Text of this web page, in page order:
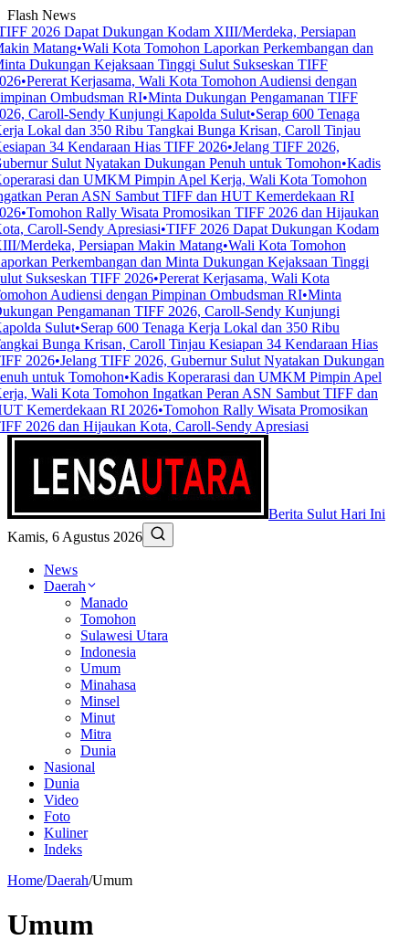
Flash News
2026 Dapat Dukungan Kodam XIII/Merdeka, Persiapan
Matang•Wali Kota Tomohon Laporkan Perkembangan dan
Dukungan Kejaksaan Tinggi Sulut Sukseskan TIFF
•Pererat Kerjasama, Wali Kota Tomohon Audiensi dengan
Ombudsman RI•Minta Dukungan Pengamanan TIFF
Caroll-Sendy Kunjungi Kapolda Sulut•Serap 600 Tenaga
Lokal dan 350 Ribu Tangkai Bunga Krisan, Caroll Tinjau
34 Kendaraan Hias TIFF 2026•Jelang TIFF 2026,
Sulut Nyatakan Dukungan Penuh untuk Tomohon•Kadis
dan UMKM Pimpin Apel Kerja, Wali Kota Tomohon
Peran ASN Sambut TIFF dan HUT Kemerdekaan RI
•Tomohon Rally Wisata Promosikan TIFF 2026 dan Hijaukan
Caroll-Sendy Apresiasi•TIFF 2026 Dapat Dukungan Kodam
Merdeka, Persiapan Makin Matang•Wali Kota Tomohon
Perkembangan dan Minta Dukungan Kejaksaan Tinggi
Sukseskan TIFF 2026•Pererat Kerjasama, Wali Kota
Audiensi dengan Pimpinan Ombudsman RI•Minta
Pengamanan TIFF 2026, Caroll-Sendy Kunjungi
Sulut•Serap 600 Tenaga Kerja Lokal dan 350 Ribu
Bunga Krisan, Caroll Tinjau Kesiapan 34 Kendaraan Hias
2026•Jelang TIFF 2026, Gubernur Sulut Nyatakan Dukungan
untuk Tomohon•Kadis Koperarasi dan UMKM Pimpin Apel
Wali Kota Tomohon Ingatkan Peran ASN Sambut TIFF dan
Kemerdekaan RI 2026•Tomohon Rally Wisata Promosikan
2026 dan Hijaukan Kota, Caroll-Sendy Apresiasi
Berita Sulut Hari Ini
Kamis, 6 Agustus 2026
News
Daerah
Manado
Tomohon
Sulawesi Utara
Indonesia
Umum
Minahasa
Minsel
Minut
Mitra
Dunia
Nasional
Dunia
Video
Foto
Kuliner
Indeks
Home/Daerah/Umum
Umum